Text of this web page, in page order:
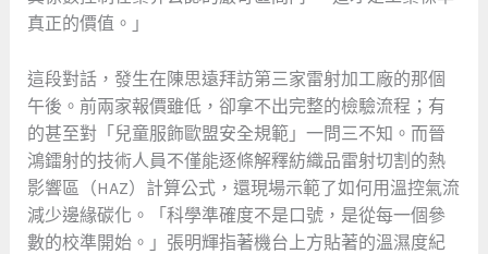
真正的價值。」
這段對話，發生在陳思遠拜訪第三家雷射加工廠的那個
午後。前兩家報價雖低，卻拿不出完整的檢驗流程；有
的甚至對「兒童服飾歐盟安全規範」一問三不知。而晉
鴻鐳射的技術人員不僅能逐條解釋紡織品雷射切割的熱
影響區（HAZ）計算公式，還現場示範了如何用溫控氣流
減少邊緣碳化。「科學準確度不是口號，是從每一個參
數的校準開始。」張明輝指著機台上方貼著的溫濕度紀